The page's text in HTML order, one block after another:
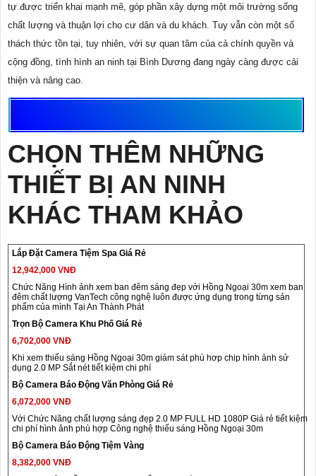
tự được triển khai mạnh mẽ, góp phần xây dựng một môi trường sống
chất lượng và thuận lợi cho cư dân và du khách. Tuy vẫn còn một số
thách thức tồn tại, tuy nhiên, với sự quan tâm của cả chính quyền và
cộng đồng, tình hình an ninh tại Bình Dương đang ngày càng được cải
thiện và nâng cao.
CHỌN THÊM NHỮNG
THIẾT BỊ AN NINH
KHÁC THAM KHẢO
Lắp Đặt Camera Tiệm Spa Giá Rẻ
12,942,000 VNĐ
Chức Năng Hình ảnh xem ban đêm sáng đẹp với Hồng Ngoại 30m xem ban
đêm chất lượng VanTech công nghệ luôn được ứng dụng trong từng sản
phẩm của mình Tại An Thành Phát
Trọn Bộ Camera Khu Phố Giá Rẻ
6,702,000 VNĐ
Khi xem thiếu sáng Hồng Ngoại 30m giám sát phù hơp chip hình ảnh sử
dụng 2.0 MP Sắt nét tiết kiệm chi phí
Bộ Camera Báo Động Văn Phòng Giá Rẻ
6,072,000 VNĐ
Với Chức Năng chất lượng sáng đẹp 2.0 MP FULL HD 1080P Giá rẻ tiết kiệm
chi phí hình ảnh phù hợp Công nghệ thiếu sáng Hồng Ngoại 30m
Bộ Camera Báo Động Tiệm Vàng
8,382,000 VNĐ